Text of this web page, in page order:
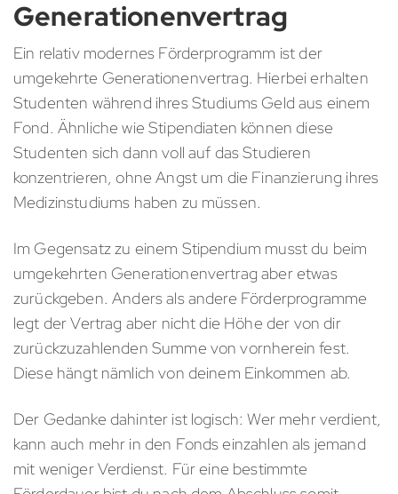
Generationenvertrag
Ein relativ modernes Förderprogramm ist der
umgekehrte Generationenvertrag. Hierbei erhalten
Studenten während ihres Studiums Geld aus einem
Fond. Ähnliche wie Stipendiaten können diese
Studenten sich dann voll auf das Studieren
konzentrieren, ohne Angst um die Finanzierung ihres
Medizinstudiums haben zu müssen.
Im Gegensatz zu einem Stipendium musst du beim
umgekehrten Generationenvertrag aber etwas
zurückgeben. Anders als andere Förderprogramme
legt der Vertrag aber nicht die Höhe der von dir
zurückzuzahlenden Summe von vornherein fest.
Diese hängt nämlich von deinem Einkommen ab.
Der Gedanke dahinter ist logisch: Wer mehr verdient,
kann auch mehr in den Fonds einzahlen als jemand
mit weniger Verdienst. Für eine bestimmte